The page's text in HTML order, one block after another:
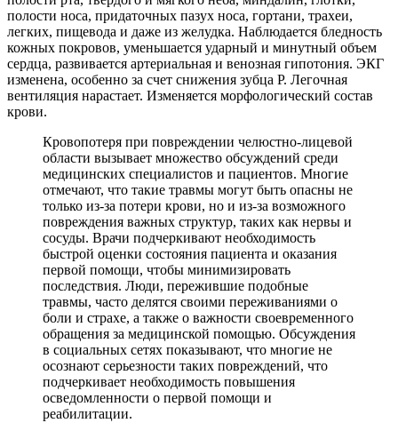
полости носа, придаточных пазух носа, гортани, трахеи,
легких, пищевода и даже из желудка. Наблюдается бледность
кожных покровов, уменьшается ударный и минутный объем
сердца, развивается артериальная и венозная гипотония. ЭКГ
изменена, особенно за счет снижения зубца Р. Легочная
вентиляция нарастает. Изменяется морфологический состав
крови.
Кровопотеря при повреждении челюстно-лицевой
области вызывает множество обсуждений среди
медицинских специалистов и пациентов. Многие
отмечают, что такие травмы могут быть опасны не
только из-за потери крови, но и из-за возможного
повреждения важных структур, таких как нервы и
сосуды. Врачи подчеркивают необходимость
быстрой оценки состояния пациента и оказания
первой помощи, чтобы минимизировать
последствия. Люди, пережившие подобные
травмы, часто делятся своими переживаниями о
боли и страхе, а также о важности своевременного
обращения за медицинской помощью. Обсуждения
в социальных сетях показывают, что многие не
осознают серьезности таких повреждений, что
подчеркивает необходимость повышения
осведомленности о первой помощи и
реабилитации.